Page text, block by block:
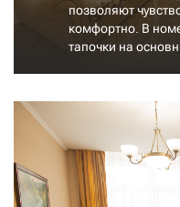
позволяют
комфортно. В
тапочки на